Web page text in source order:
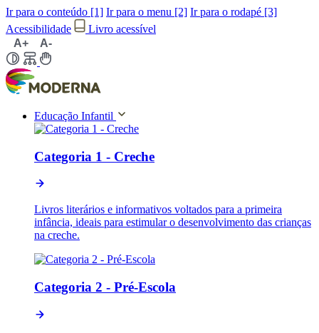
Ir para o conteúdo [1] Ir para o menu [2] Ir para o rodapé [3]
Acessibilidade
Livro acessível
A+
A-
Educação Infantil
Categoria 1 - Creche
Livros literários e informativos voltados para a primeira
infância, ideais para estimular o desenvolvimento das crianças
na creche.
Categoria 2 - Pré-Escola